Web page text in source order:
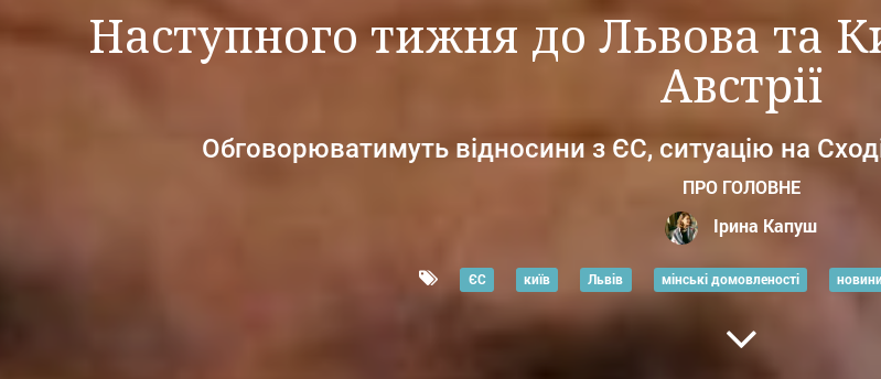
Наступного тижня до Львова та
Австрії
Обговорюватимуть відносини з ЄС, ситуацію на
ПРО ГОЛОВНЕ
Ірина Капуш
ЄС київ Львів мінські домовленості новини